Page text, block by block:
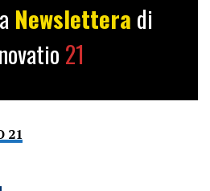
Newslettera di
21
21